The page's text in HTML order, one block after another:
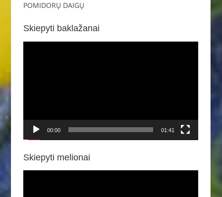
POMIDORŲ DAIGŲ
Skiepyti baklažanai
00:00 01:41
Skiepyti melionai